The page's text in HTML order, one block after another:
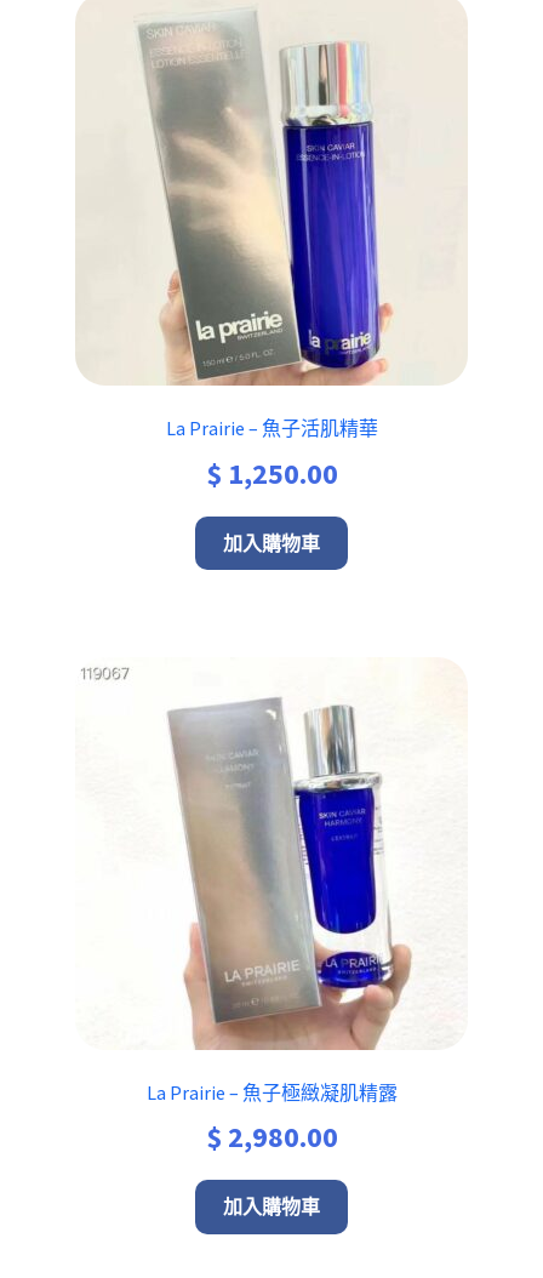
La Prairie – 魚子活肌精華
$ 1,250.00
加入購物車
La Prairie – 魚子極緻凝肌精露
$ 2,980.00
加入購物車